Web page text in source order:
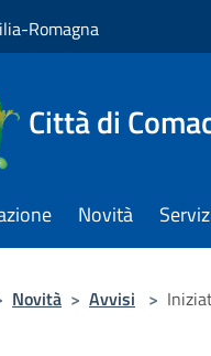
Romagna
Città di
Novità
Novità > Avvisi >